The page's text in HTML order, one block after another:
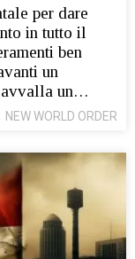
per dare
in tutto il
ben
un
avvalla un…
NEW WORLD ORDER